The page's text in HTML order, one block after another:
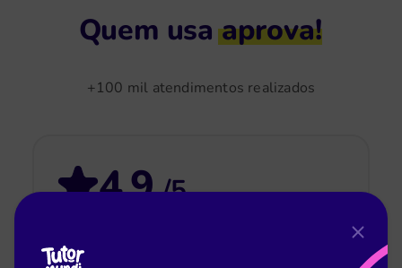
Quem usaaprova!
+100 mil atendimentos realizados
4.9/5
maior nota de aplicativo educacional na